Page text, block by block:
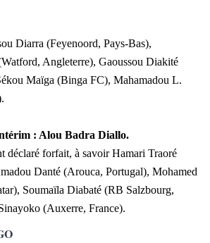
Diarra (Feyenoord, Pays-Bas),
Angleterre), Gaoussou Diakité
Maïga (Binga FC), Mahamadou L.
: Alou Badra Diallo.
déclaré forfait, à savoir Hamari Traoré
Danté (Arouca, Portugal), Mohamed
Soumaïla Diabaté (RB Salzbourg,
(Auxerre, France).